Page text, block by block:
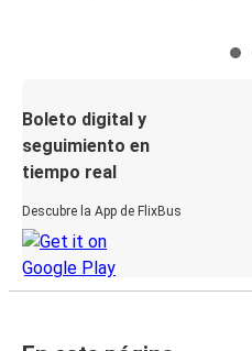
Boleto digital y
seguimiento en
tiempo real
Descubre la App de FlixBus